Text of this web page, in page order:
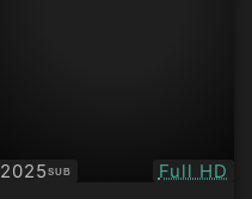
2025SUB
Субтитри Full HD